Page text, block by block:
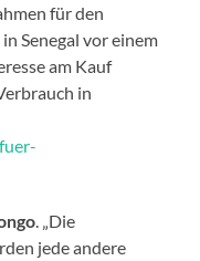
für den
Senegal vor einem
am Kauf
in
. „Die
jede andere